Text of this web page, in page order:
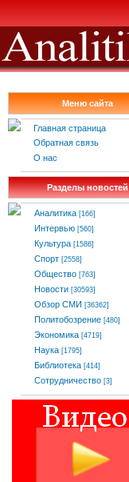
Меню сайта
Главная страница
Обратная связь
О нас
Разделы новостей
Аналитика [166]
Интервью [560]
Культура [1586]
Спорт [2558]
Общество [763]
Новости [30593]
Обзор СМИ [36362]
Политобозрение [480]
Экономика [4719]
Наука [1795]
Библиотека [414]
Сотрудничество [3]